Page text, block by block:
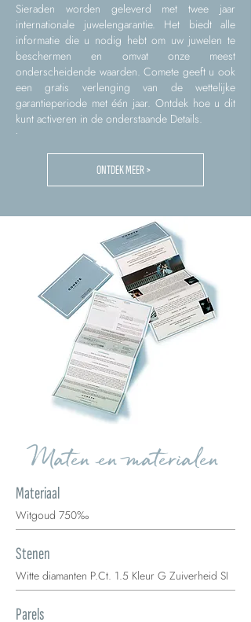
Sieraden worden geleverd met twee jaar
internationale juwelengarantie. Het biedt alle
informatie die u nodig hebt om uw juwelen te
beschermen en omvat onze meest
onderscheidende waarden. Comete geeft u ook
een gratis verlenging van de wettelijke
garantieperiode met één jaar. Ontdek hoe u dit
kunt activeren in de onderstaande Details.
ONTDEK MEER >
Maten en materialen
Materiaal
Witgoud 750‰
Stenen
Witte diamanten P.Ct. 1.5 Kleur G Zuiverheid SI
Parels